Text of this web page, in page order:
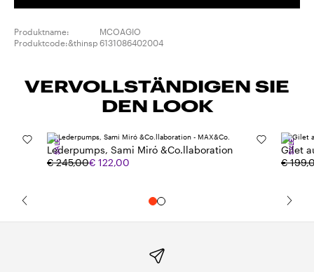
Produktname:
MCOAGIO
Produktcode:&thinsp 6131086402004
VERVOLLSTÄNDIGEN SIE
DEN LOOK
Lederpumps, Sami Miró &Co.llaboration
€ 245,00€ 122,00
SALE
Gilet
€
SALE